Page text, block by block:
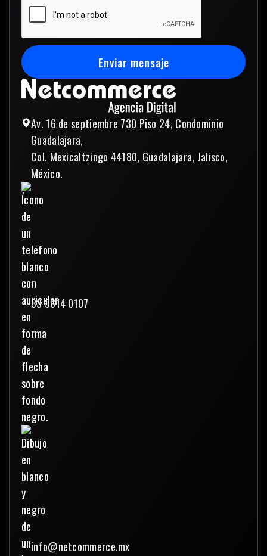
Av. 16 de septiembre 730 Piso 24, Condominio
Guadalajara,
Col. Mexicaltzingo 44180, Guadalajara, Jalisco,
México.
33 3614 0107
info@netcommerce.mx
Enviar mensaje
Enviar mensaje